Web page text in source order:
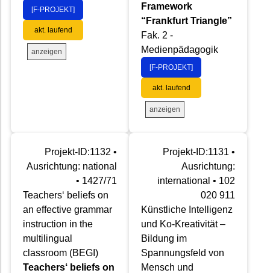
[F-PROJEKT]
akt. laufend
anzeigen
Framework
“Frankfurt Triangle”
Fak. 2 -
Medienpädagogik
[F-PROJEKT]
akt. laufend
anzeigen
Projekt-ID:1132 •
Ausrichtung: national
• 1427/71
Teachers‘ beliefs on
an effective grammar
instruction in the
multilingual
classroom (BEGI)
Teachers‘ beliefs on
Projekt-ID:1131 •
Ausrichtung:
international • 102
020 911
Künstliche Intelligenz
und Ko-Kreativität –
Bildung im
Spannungsfeld von
Mensch und